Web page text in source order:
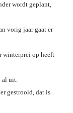
wordt geplant,
vorig jaar gaat er
winterprei op heeft
al uit.
gestrooid, dat is